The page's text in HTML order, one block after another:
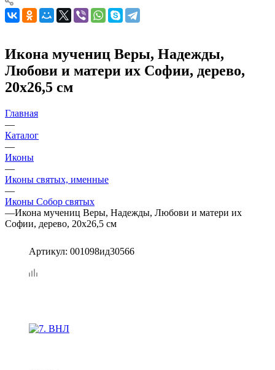
Икона мучениц Веры, Надежды,
Любови и матери их Софии, дерево,
20х26,5 см
Главная
—
Каталог
—
Иконы
—
Иконы святых, именные
—
Иконы Собор святых
—Икона мучениц Веры, Надежды, Любови и матери их
Софии, дерево, 20х26,5 см
Артикул: 001098ид30566